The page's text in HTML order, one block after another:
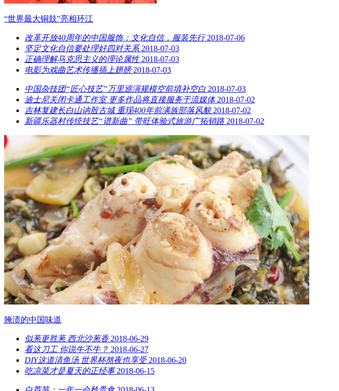
“世界最大铜鼓”亮相环江
改革开放40周年的中国服饰：文化自信，服装先行 2018-07-06
坚定文化自信要处理好四对关系 2018-07-03
正确理解马克思主义的理论属性 2018-07-03
电影为戏曲艺术传播插上翅膀 2018-07-03
中国杂技团“匠心技艺”万里巡演规模空前填补空白 2018-07-03
迪士尼关闭卡通工作室 更多作品将直接服务于流媒体 2018-07-02
吉林复建长白山讷殷古城 重现400年前满族部落风貌 2018-07-02
新疆乐器村传统技艺“谱新曲” 带旺体验式旅游广拓销路 2018-07-02
腌渍的中国味道
似葱更胜葱 西北沙葱香 2018-06-29
看这刀工 你说牛不牛？ 2018-06-27
DIY这道清鱼汤 世界杯熬夜也享受 2018-06-20
吃凉菜才是夏天的正经事 2018-06-15